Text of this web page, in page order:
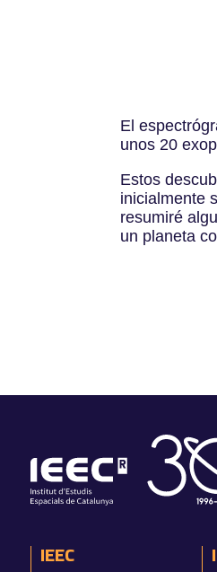
El
unos 20
Estos
inicialmente
resumiré
un planeta
IEEC